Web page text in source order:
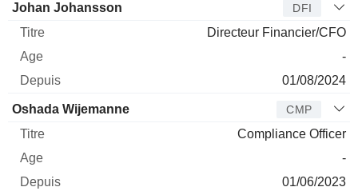
Johan Johansson DFI
Directeur Financier/CFO
-
01/08/2024
Oshada Wijemanne CMP
Compliance Officer
-
01/06/2023